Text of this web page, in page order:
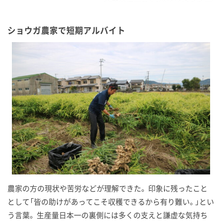
ショウガ農家で短期アルバイト
農家の方の現状や苦労などが理解できた。 印象に残ったこと
として「皆の助けがあってこそ収穫できるから有り難い。」とい
う言葉。 生産量日本一の裏側には多くの支えと謙虚な気持ち